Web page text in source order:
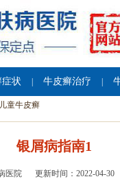
状 牛皮癣治疗
儿童牛皮癣
银屑病指南1
医院 更新时间：2022-04-30